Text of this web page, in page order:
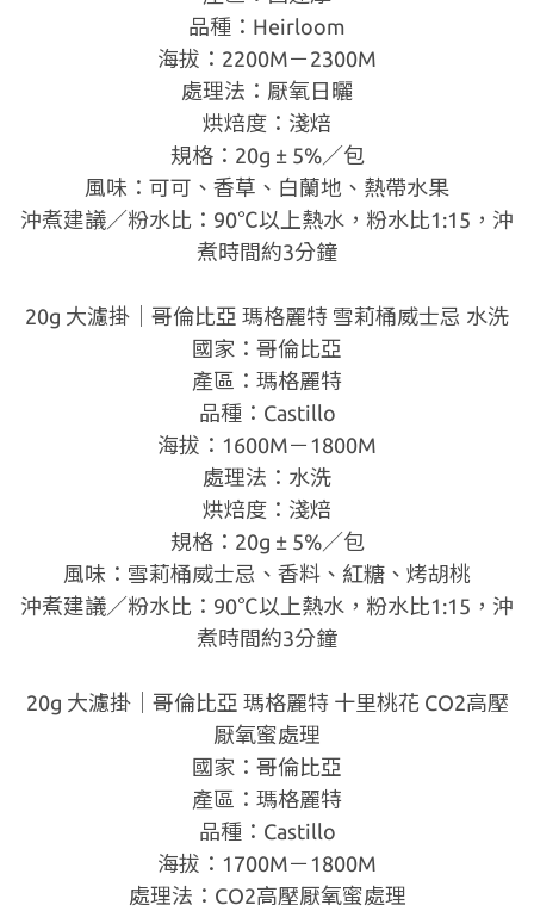
品種：Heirloom
海拔：2200M－2300M
處理法：厭氧日曬
烘焙度：淺焙
規格：20g ± 5%／包
風味：可可、香草、白蘭地、熱帶水果
沖煮建議／粉水比：90℃以上熱水，粉水比1:15，沖
煮時間約3分鐘
20g 大濾掛｜哥倫比亞 瑪格麗特 雪莉桶威士忌 水洗
國家：哥倫比亞
產區：瑪格麗特
品種：Castillo
海拔：1600M－1800M
處理法：水洗
烘焙度：淺焙
規格：20g ± 5%／包
風味：雪莉桶威士忌、香料、紅糖、烤胡桃
沖煮建議／粉水比：90℃以上熱水，粉水比1:15，沖
煮時間約3分鐘
20g 大濾掛｜哥倫比亞 瑪格麗特 十里桃花 CO2高壓
厭氧蜜處理
國家：哥倫比亞
產區：瑪格麗特
品種：Castillo
海拔：1700M－1800M
處理法：CO2高壓厭氧蜜處理